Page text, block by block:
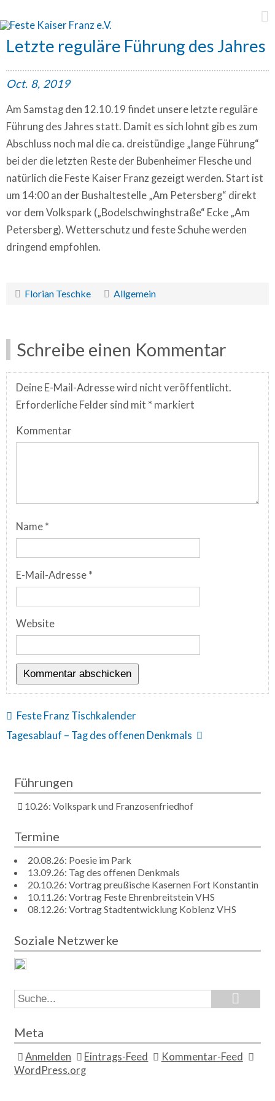
Letzte reguläre Führung des Jahres
Oct. 8, 2019
Am Samstag den 12.10.19 findet unsere letzte reguläre
Führung des Jahres statt. Damit es sich lohnt gib es zum
Abschluss noch mal die ca. dreistündige „lange Führung“
bei der die letzten Reste der Bubenheimer Flesche und
natürlich die Feste Kaiser Franz gezeigt werden. Start ist
um 14:00 an der Bushaltestelle „Am Petersberg“ direkt
vor dem Volkspark („Bodelschwinghstraße“ Ecke „Am
Petersberg). Wetterschutz und feste Schuhe werden
dringend empfohlen.
Florian Teschke Allgemein
Schreibe einen Kommentar
Deine E-Mail-Adresse wird nicht veröffentlicht.
Erforderliche Felder sind mit * markiert
Kommentar
Name *
E-Mail-Adresse *
Website
Feste Franz Tischkalender
Tagesablauf – Tag des offenen Denkmals
Führungen
10.26: Volkspark und Franzosenfriedhof
Termine
20.08.26: Poesie im Park
13.09.26: Tag des offenen Denkmals
20.10.26: Vortrag preußische Kasernen Fort Konstantin
10.11.26: Vortrag Feste Ehrenbreitstein VHS
08.12.26: Vortrag Stadtentwicklung Koblenz VHS
Soziale Netzwerke
Search
for:
Meta
Anmelden Eintrags-Feed
Kommentar-Feed
WordPress.org